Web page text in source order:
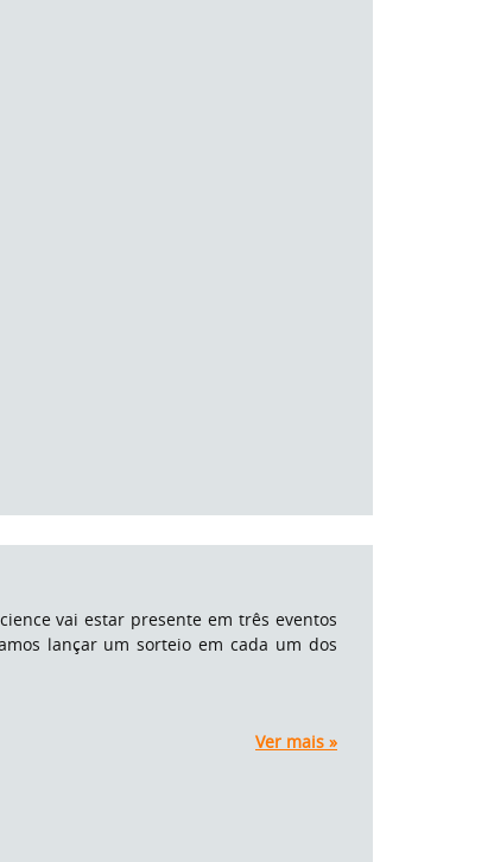
vai estar presente em três eventos
lançar um sorteio em cada um dos
Ver mais »